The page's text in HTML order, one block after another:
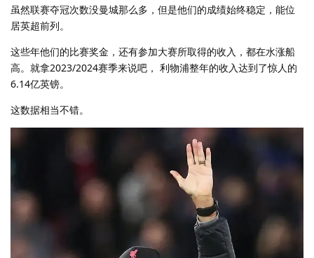
虽然联赛夺冠次数没曼城那么多，但是他们的成绩始终稳定，能位
居英超前列。
这些年他们的比赛奖金，还有参加大赛所取得的收入，都在水涨船
高。就拿2023/2024赛季来说吧， 利物浦整年的收入达到了惊人的
6.14亿英镑。
这数据相当不错。